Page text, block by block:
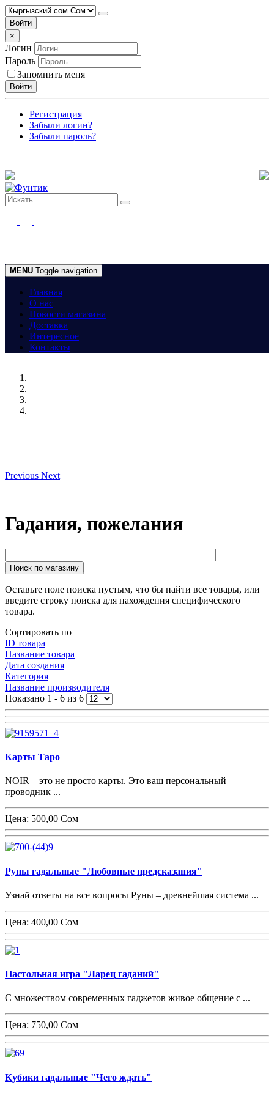
Войти
×
Логин
Пароль
Запомнить меня
Войти
Регистрация
Забыли логин?
Забыли пароль?
MENU Toggle navigation
Главная
О нас
Новости магазина
Доставка
Интересное
Контакты
Previous Next
Гадания, пожелания
Поиск по магазину
Оставьте поле поиска пустым, что бы найти все товары, или
введите строку поиска для нахождения специфического
товара.
Сортировать по
ID товара
Название товара
Дата создания
Категория
Название производителя
Показано 1 - 6 из 6
Карты Таро
NOIR – это не просто карты. Это ваш персональный
проводник ...
Цена: 500,00 Сом
Руны гадальные "Любовные предсказания"
Узнай ответы на все вопросы Руны – древнейшая система ...
Цена: 400,00 Сом
Настольная игра "Ларец гаданий"
С множеством современных гаджетов живое общение с ...
Цена: 750,00 Сом
Кубики гадальные "Чего ждать"